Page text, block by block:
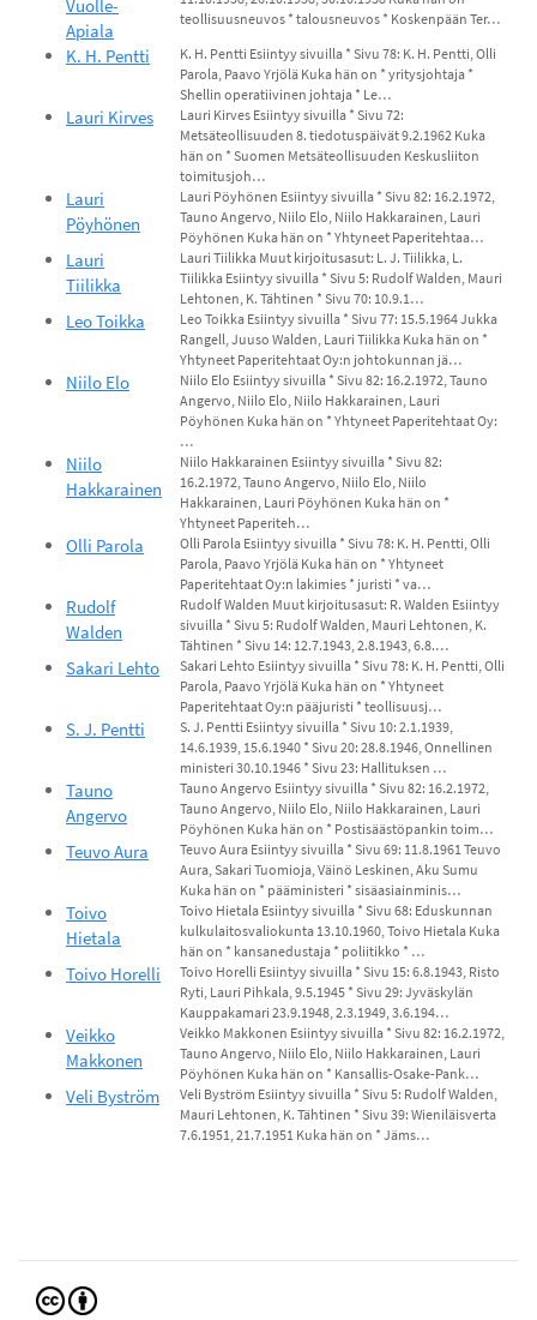
Vuolle-
Apiala
teollisuusneuvos * talousneuvos * Koskenpään Ter…
K. H. Pentti
K. H. Pentti Esiintyy sivuilla * Sivu 78: K. H. Pentti, Olli
Parola, Paavo Yrjölä Kuka hän on * yritysjohtaja *
Shellin operatiivinen johtaja * Le…
Lauri Kirves
Lauri Kirves Esiintyy sivuilla * Sivu 72:
Metsäteollisuuden 8. tiedotuspäivät 9.2.1962 Kuka
hän on * Suomen Metsäteollisuuden Keskusliiton
toimitusjoh…
Lauri
Pöyhönen
Lauri Pöyhönen Esiintyy sivuilla * Sivu 82: 16.2.1972,
Tauno Angervo, Niilo Elo, Niilo Hakkarainen, Lauri
Pöyhönen Kuka hän on * Yhtyneet Paperitehtaa…
Lauri
Tiilikka
Lauri Tiilikka Muut kirjoitusasut: L. J. Tiilikka, L.
Tiilikka Esiintyy sivuilla * Sivu 5: Rudolf Walden, Mauri
Lehtonen, K. Tähtinen * Sivu 70: 10.9.1…
Leo Toikka
Leo Toikka Esiintyy sivuilla * Sivu 77: 15.5.1964 Jukka
Rangell, Juuso Walden, Lauri Tiilikka Kuka hän on *
Yhtyneet Paperitehtaat Oy:n johtokunnan jä…
Niilo Elo
Niilo Elo Esiintyy sivuilla * Sivu 82: 16.2.1972, Tauno
Angervo, Niilo Elo, Niilo Hakkarainen, Lauri
Pöyhönen Kuka hän on * Yhtyneet Paperitehtaat Oy:
…
Niilo
Hakkarainen
Niilo Hakkarainen Esiintyy sivuilla * Sivu 82:
16.2.1972, Tauno Angervo, Niilo Elo, Niilo
Hakkarainen, Lauri Pöyhönen Kuka hän on *
Yhtyneet Paperiteh…
Olli Parola
Olli Parola Esiintyy sivuilla * Sivu 78: K. H. Pentti, Olli
Parola, Paavo Yrjölä Kuka hän on * Yhtyneet
Paperitehtaat Oy:n lakimies * juristi * va…
Rudolf
Walden
Rudolf Walden Muut kirjoitusasut: R. Walden Esiintyy
sivuilla * Sivu 5: Rudolf Walden, Mauri Lehtonen, K.
Tähtinen * Sivu 14: 12.7.1943, 2.8.1943, 6.8.…
Sakari Lehto
Sakari Lehto Esiintyy sivuilla * Sivu 78: K. H. Pentti, Olli
Parola, Paavo Yrjölä Kuka hän on * Yhtyneet
Paperitehtaat Oy:n pääjuristi * teollisuusj…
S. J. Pentti
S. J. Pentti Esiintyy sivuilla * Sivu 10: 2.1.1939,
14.6.1939, 15.6.1940 * Sivu 20: 28.8.1946, Onnellinen
ministeri 30.10.1946 * Sivu 23: Hallituksen …
Tauno
Angervo
Tauno Angervo Esiintyy sivuilla * Sivu 82: 16.2.1972,
Tauno Angervo, Niilo Elo, Niilo Hakkarainen, Lauri
Pöyhönen Kuka hän on * Postisäästöpankin toim…
Teuvo Aura
Teuvo Aura Esiintyy sivuilla * Sivu 69: 11.8.1961 Teuvo
Aura, Sakari Tuomioja, Väinö Leskinen, Aku Sumu
Kuka hän on * pääministeri * sisäasiainminis…
Toivo
Hietala
Toivo Hietala Esiintyy sivuilla * Sivu 68: Eduskunnan
kulkulaitosvaliokunta 13.10.1960, Toivo Hietala Kuka
hän on * kansanedustaja * poliitikko * …
Toivo Horelli
Toivo Horelli Esiintyy sivuilla * Sivu 15: 6.8.1943, Risto
Ryti, Lauri Pihkala, 9.5.1945 * Sivu 29: Jyväskylän
Kauppakamari 23.9.1948, 2.3.1949, 3.6.194…
Veikko
Makkonen
Veikko Makkonen Esiintyy sivuilla * Sivu 82: 16.2.1972,
Tauno Angervo, Niilo Elo, Niilo Hakkarainen, Lauri
Pöyhönen Kuka hän on * Kansallis-Osake-Pank…
Veli Byström
Veli Byström Esiintyy sivuilla * Sivu 5: Rudolf Walden,
Mauri Lehtonen, K. Tähtinen * Sivu 39: Wieniläisverta
7.6.1951, 21.7.1951 Kuka hän on * Jäms…